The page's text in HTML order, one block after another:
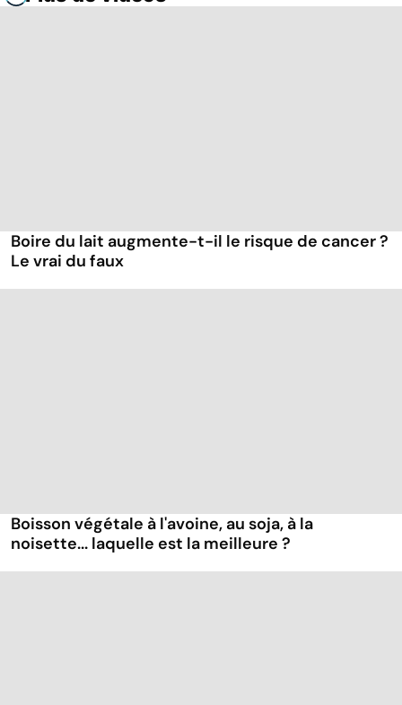
Boire du lait augmente-t-il le risque de cancer ?
Le vrai du faux
Boisson végétale à l'avoine, au soja, à la
noisette... laquelle est la meilleure ?